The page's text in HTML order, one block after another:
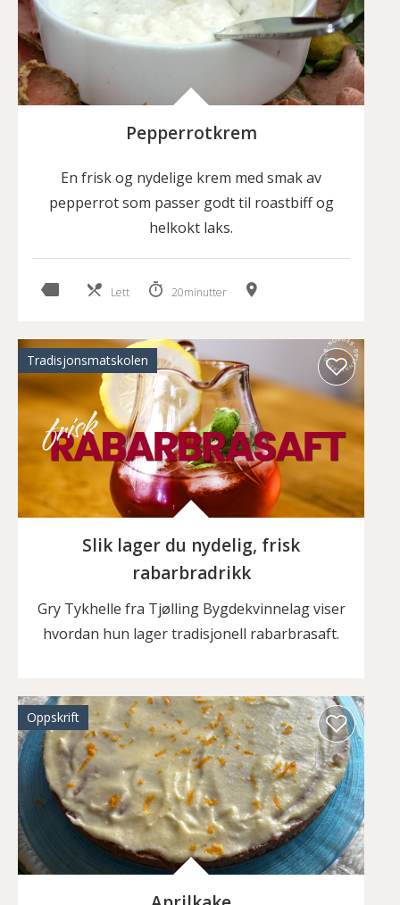
Pepperrotkrem
En frisk og nydelige krem med smak av
pepperrot som passer godt til roastbiff og
helkokt laks.
Lett 20minutter
Tradisjonsmatskolen
Slik lager du nydelig, frisk
rabarbradrikk
Gry Tykhelle fra Tjølling Bygdekvinnelag viser
hvordan hun lager tradisjonell rabarbrasaft.
Oppskrift